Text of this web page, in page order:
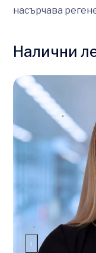
насърчава
Налични
‹